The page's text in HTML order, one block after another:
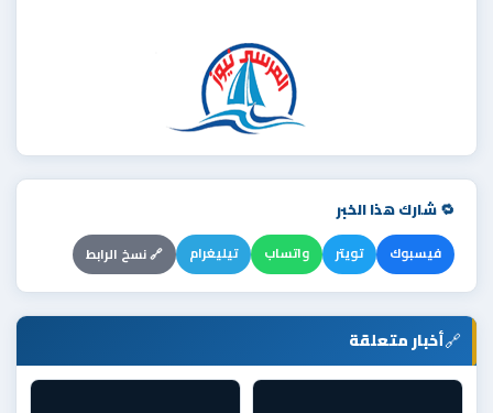
🔁 شارك هذا الخبر
فيسبوك تويتر واتساب تيليغرام 🔗 نسخ الرابط
🔗أخبار متعلقة